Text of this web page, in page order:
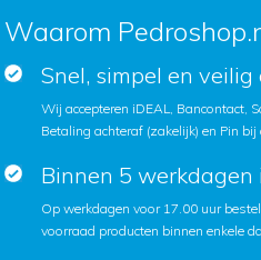
Waarom
Snel, simpel en
Wij accepteren iDEAL, Bancontact,
Betaling achteraf (zakelijk) en Pin bij
Binnen 5 werkdagen
Op werkdagen voor 17.00 uur
voorraad producten binnen enkele